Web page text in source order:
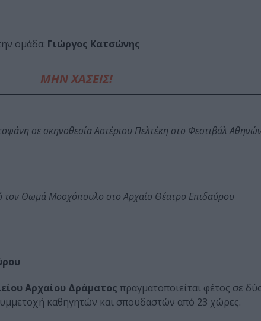
ομάδα: Γιώργος Κατσώνης
ΜΗΝ ΧΑΣΕΙΣ!
σε σκηνοθεσία Αστέριου Πελτέκη στο Φεστιβάλ
τον Θωμά Μοσχόπουλο στο Αρχαίο Θέατρο Επιδαύρου
Αρχαίου Δράματος πραγματοποιείται φέτος σε
καθηγητών και σπουδαστών από 23 χώρες.